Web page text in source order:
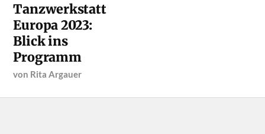
Tanzwerkstatt
Europa 2023:
Blick ins
Programm
von Rita Argauer